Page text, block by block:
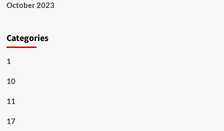
October 2023
Categories
1
10
11
17